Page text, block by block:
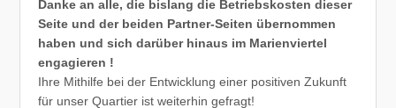
Danke an alle, die bislang die Betriebskosten dieser
Seite und der beiden Partner-Seiten übernommen
haben und sich darüber hinaus im Marienviertel
engagieren !
Ihre Mithilfe bei der Entwicklung einer positiven Zukunft
für unser Quartier ist weiterhin gefragt!